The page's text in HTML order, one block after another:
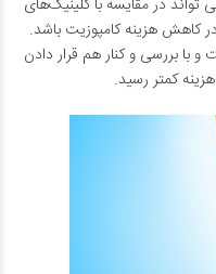
کاهش هزینه کامپوزیت باشد.
و با بررسی و کنار هم قرار دادن
کم­تر رسید.